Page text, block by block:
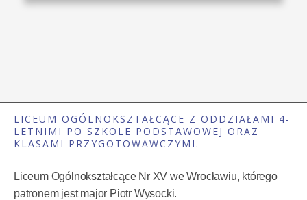
LICEUM OGÓLNOKSZTAŁCĄCE Z ODDZIAŁAMI 4-
LETNIMI PO SZKOLE PODSTAWOWEJ ORAZ
KLASAMI PRZYGOTOWAWCZYMI.
Liceum Ogólnokształcące Nr XV we Wrocławiu, którego
patronem jest major Piotr Wysocki.